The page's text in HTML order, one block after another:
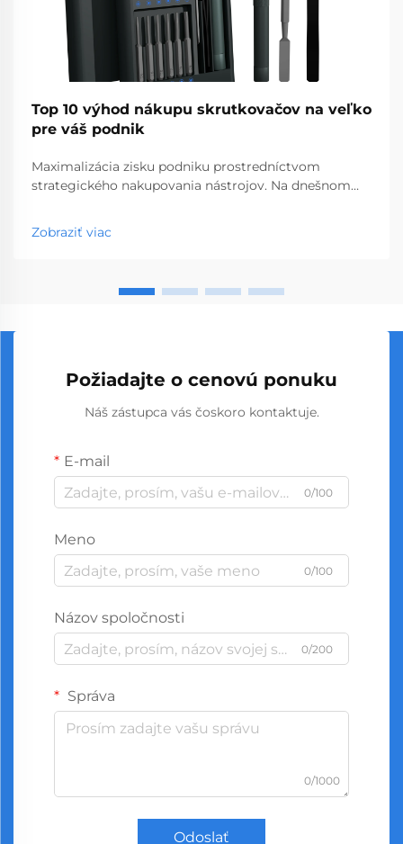
Top 10 výhod nákupu skrutkovačov na veľko
pre váš podnik
Maximalizácia zisku podniku prostredníctvom
strategického nakupovania nástrojov. Na dnešnom
materiálmi môžu múdre rozhodnutia týkajúce sa
nákupu výrazne ovplyvniť vašu ziskovosť. Nákup
Zobraziť viac
Požiadajte o cenovú ponuku
Náš zástupca vás čoskoro kontaktuje.
E-mail
0/100
Meno
0/100
Názov spoločnosti
0/200
Správa
0/1000
Odoslať